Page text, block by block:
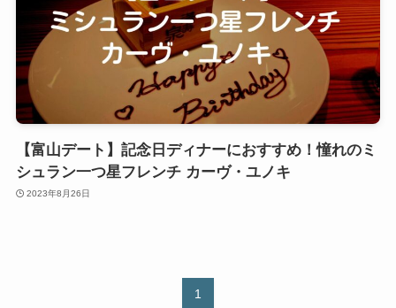
【富山デート】記念日ディナーにおすすめ！憧れのミ
シュラン一つ星フレンチ カーヴ・ユノキ
2023年8月26日
1